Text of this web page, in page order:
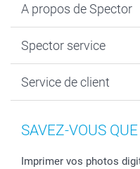
Faire-part & Cartes
Livre photo
Développement photo &
Cadres photo,
Stickers & Etiquettes
A propos de Spector
Plan du site
Vie privée
Spector service
smartbonus
Statut de ma commnade
Service de client
SAVEZ-VOUS QUE
Imprimer vos photos